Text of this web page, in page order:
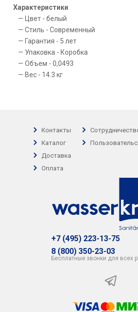
Характеристики
Цвет - белый
Стиль - Современный
Гарантия - 5 лет
Упаковка - Коробка
Объем - 0,0493
Вес - 14.3 кг
Контакты
Каталог
Доставка
Оплата
+7 (495) 223-13-75
8 (800) 350-23-03
Бесплатные звонки для всех